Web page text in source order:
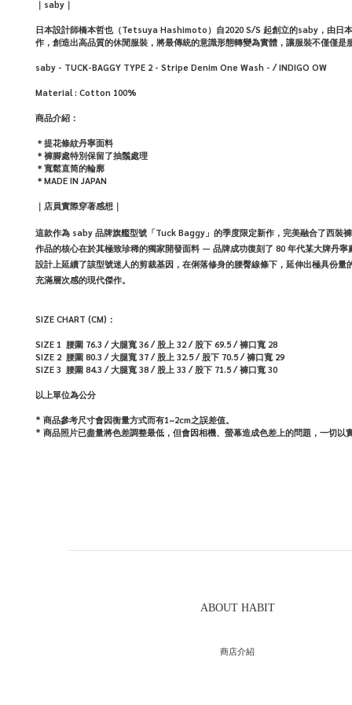
｜saby｜
日本設計師橋本哲也（Tetsuya Hashimoto）自2020 S/S 起創立的saby，由日
作，創造出高品質的休閒服裝，將最傳統的意識形態轉變為實體，讓服裝不僅僅
saby - TUCK-BAGGY TYPE 2 - Stripe Denim One Wash - / INDIGO OW
Material : Cotton 100%
商品介紹：
＊提花條紋丹寧面料
＊褲腳處特別保留了抽鬚處理
＊寬鬆直筒的輪廓
＊MADE IN JAPAN
｜店員實際穿著感想｜
這款作為 saby 品牌旗艦型號「Tuck Baggy」的季度限定新作，完美融合了西裝
作品的核心在於其極致珍稀的獨家開發面料 — 品牌成功復刻了 80 年代某大牌丹
設計上延續了該型號迷人的剪裁基因，在俐落修身的腰臀線條下，延伸出極具份
充滿層次感的現代傑作。
SIZE CHART (CM)：
SIZE 1 腰圍 76.3 / 大腿寬 36 / 股上 32 / 股下 69.5 / 褲口寬 28
SIZE 2 腰圍 80.3 / 大腿寬 37 / 股上 32.5 / 股下 70.5 / 褲口寬 29
SIZE 3 腰圍 84.3 / 大腿寬 38 / 股上 33 / 股下 71.5 / 褲口寬 30
以上單位為公分
* 商品參考尺寸會因衡量方式而有1~2cm之誤差值。
* 商品照片已盡量將色差調整最低，但會因相機、螢幕造成色差上的問題，一切
ABOUT HABIT
商店介紹